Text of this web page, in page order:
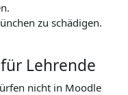
zu schädigen.
Lehrende
nicht in Moodle